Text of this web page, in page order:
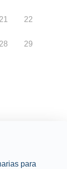
21 22
28 29
para